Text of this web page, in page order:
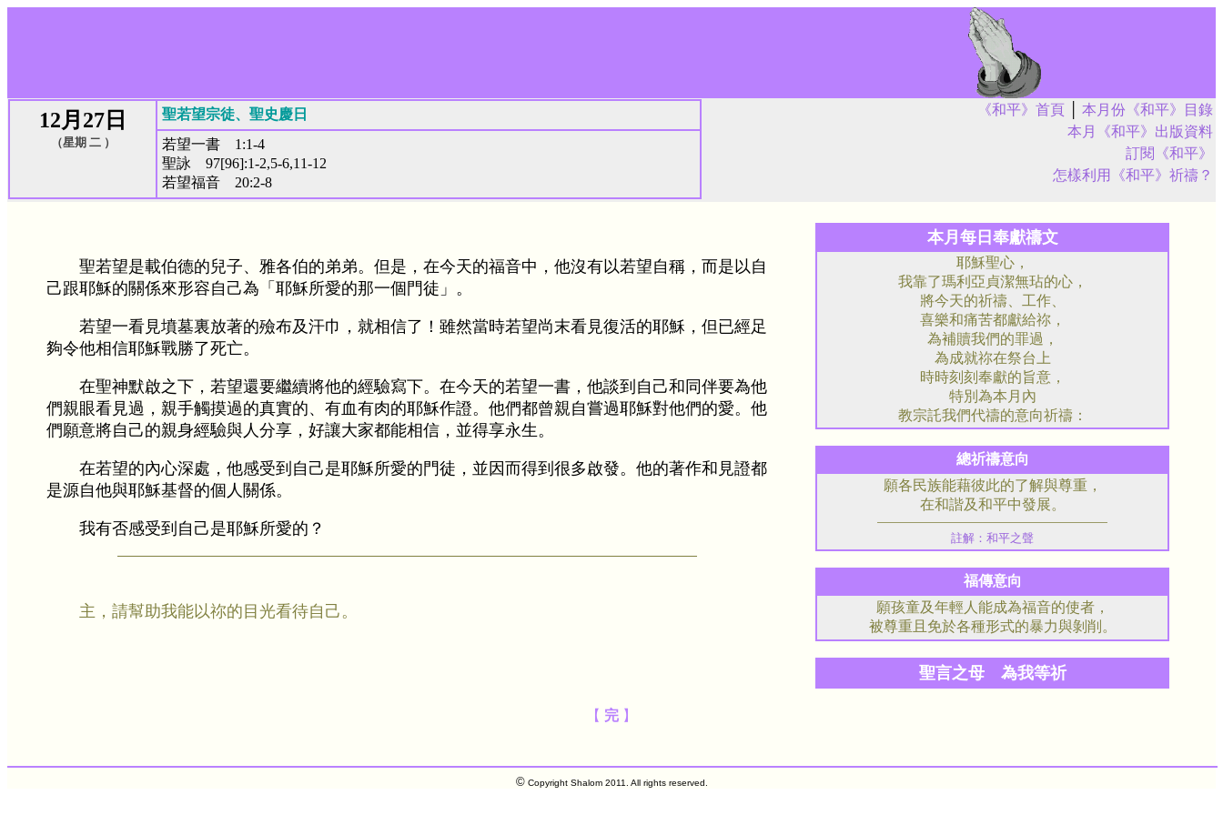
12月27日
（星期 二 ）
聖若望宗徒、聖史慶日
若望一書 1:1-4
聖詠 97[96]:1-2,5-6,11-12
若望福音 20:2-8
《和平》首頁
本月份《和平》目錄
本月《和平》出版資料
訂閱《和平》
怎樣利用《和平》祈禱？
聖若望是載伯德的兒子、雅各伯的弟弟。但是，在今天的福音中，他沒有以若望自稱，而是以自
己跟耶穌的關係來形容自己為「耶穌所愛的那一個門徒」。
若望一看見墳墓裏放著的殮布及汗巾，就相信了！雖然當時若望尚末看見復活的耶穌，但已經足
夠令他相信耶穌戰勝了死亡。
在聖神默啟之下，若望還要繼續將他的經驗寫下。在今天的若望一書，他談到自己和同伴要為他
們親眼看見過，親手觸摸過的真實的、有血有肉的耶穌作證。他們都曾親自嘗過耶穌對他們的愛。他
們願意將自己的親身經驗與人分享，好讓大家都能相信，並得享永生。
在若望的內心深處，他感受到自己是耶穌所愛的門徒，並因而得到很多啟發。他的著作和見證都
是源自他與耶穌基督的個人關係。
我有否感受到自己是耶穌所愛的？
主，請幫助我能以祢的目光看待自己。
本月每日奉獻禱文
耶穌聖心，
我靠了瑪利亞貞潔無玷的心，
將今天的祈禱、工作、
喜樂和痛苦都獻給祢，
為補贖我們的罪過，
為成就祢在祭台上
時時刻刻奉獻的旨意，
特別為本月內
教宗託我們代禱的意向祈禱：
總祈禱意向
願各民族能藉彼此的了解與尊重，
在和諧及和平中發展。
註解：和平之聲
福傳意向
願孩童及年輕人能成為福音的使者，
被尊重且免於各種形式的暴力與剝削。
聖言之母 為我等祈
【 完 】
©Copyright Shalom 2011. All rights reserved.